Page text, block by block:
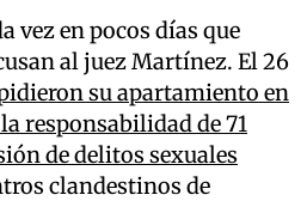
vez en pocos días que
al juez Martínez. El 26
su apartamiento en
responsabilidad de 71
de delitos sexuales
clandestinos de